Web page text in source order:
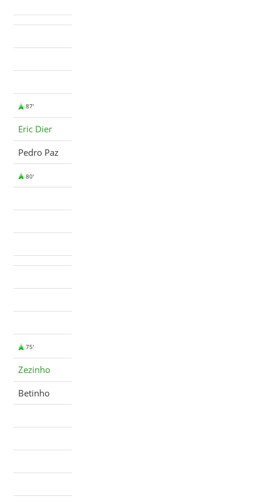
87'
Eric Dier
Pedro Paz
80'
75'
Zezinho
Betinho